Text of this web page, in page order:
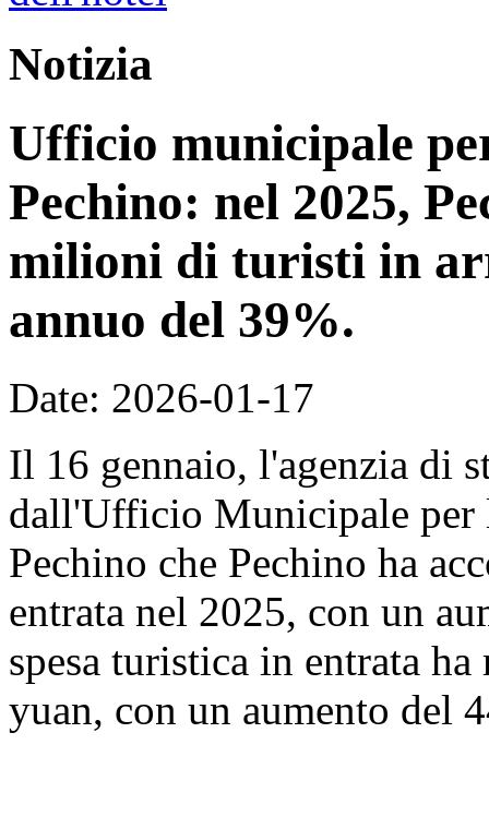
Notizia
Ufficio municipale
Pechino: nel 2025,
milioni di turisti in
annuo del 39%.
Date: 2026-01-17
Il 16 gennaio, l'agenzia di
dall'Ufficio Municipale per
Pechino che Pechino ha
entrata nel 2025, con un
spesa turistica in entrata
yuan, con un aumento del